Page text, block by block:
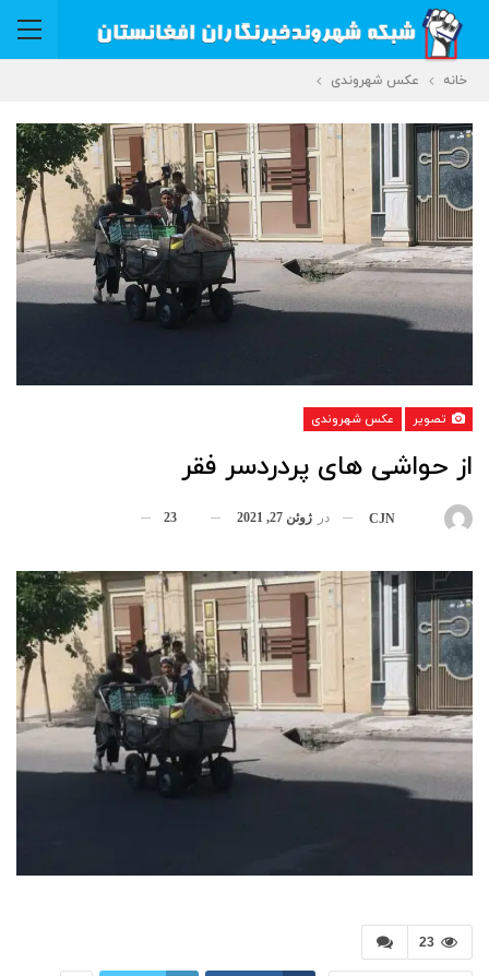
خانه عکس شهروندی
تصویر عکس شهروندی
از حواشی های پردردسر فقر
CJN در ژوئن 27, 2021 23
23